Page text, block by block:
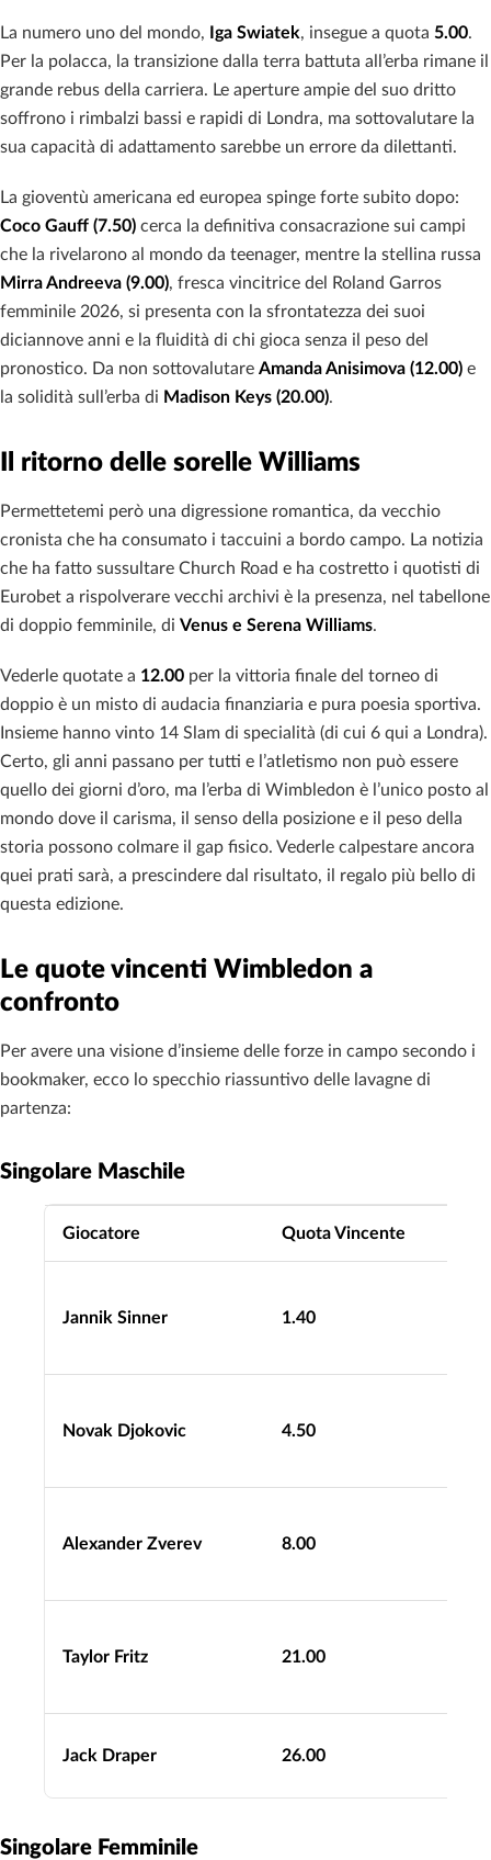
La numero uno del mondo, Iga Swiatek, insegue a quota 5.00.
Per la polacca, la transizione dalla terra battuta all’erba rimane il
grande rebus della carriera. Le aperture ampie del suo dritto
soffrono i rimbalzi bassi e rapidi di Londra, ma sottovalutare la
sua capacità di adattamento sarebbe un errore da dilettanti.
La gioventù americana ed europea spinge forte subito dopo:
Coco Gauff (7.50) cerca la definitiva consacrazione sui campi
che la rivelarono al mondo da teenager, mentre la stellina russa
Mirra Andreeva (9.00), fresca vincitrice del Roland Garros
femminile 2026, si presenta con la sfrontatezza dei suoi
diciannove anni e la fluidità di chi gioca senza il peso del
pronostico. Da non sottovalutare Amanda Anisimova (12.00) e
la solidità sull’erba di Madison Keys (20.00).
Il ritorno delle sorelle Williams
Permettetemi però una digressione romantica, da vecchio
cronista che ha consumato i taccuini a bordo campo. La notizia
che ha fatto sussultare Church Road e ha costretto i quotisti di
Eurobet a rispolverare vecchi archivi è la presenza, nel tabellone
di doppio femminile, di Venus e Serena Williams.
Vederle quotate a 12.00 per la vittoria finale del torneo di
doppio è un misto di audacia finanziaria e pura poesia sportiva.
Insieme hanno vinto 14 Slam di specialità (di cui 6 qui a Londra).
Certo, gli anni passano per tutti e l’atletismo non può essere
quello dei giorni d’oro, ma l’erba di Wimbledon è l’unico posto al
mondo dove il carisma, il senso della posizione e il peso della
storia possono colmare il gap fisico. Vederle calpestare ancora
quei prati sarà, a prescindere dal risultato, il regalo più bello di
questa edizione.
Le quote vincenti Wimbledon a
confronto
Per avere una visione d’insieme delle forze in campo secondo i
bookmaker, ecco lo specchio riassuntivo delle lavagne di
partenza:
Singolare Maschile
Giocatore Quota Vincente
Jannik Sinner 1.40
Novak Djokovic 4.50
Alexander Zverev 8.00
Taylor Fritz 21.00
Jack Draper 26.00
Singolare Femminile